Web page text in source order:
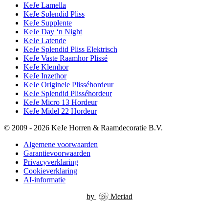
KeJe Lamella
KeJe Splendid Pliss
KeJe Supplente
KeJe Day ‘n Night
KeJe Latende
KeJe Splendid Pliss Elektrisch
KeJe Vaste Raamhor Plissé
KeJe Klemhor
KeJe Inzethor
KeJe Originele Plisséhordeur
KeJe Splendid Plisséhordeur
KeJe Micro 13 Hordeur
KeJe Midel 22 Hordeur
© 2009 - 2026 KeJe Horren & Raamdecoratie B.V.
Algemene voorwaarden
Garantievoorwaarden
Privacyverklaring
Cookieverklaring
AI-informatie
by
Meriad